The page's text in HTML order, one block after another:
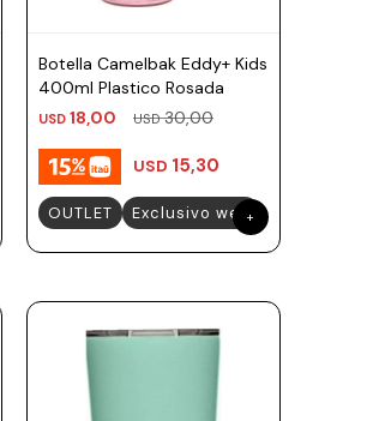
Botella Camelbak Eddy+ Kids
400ml Plastico Rosada
USD 18,00 USD 30,00
USD 15,30
OUTLET Exclusivo web